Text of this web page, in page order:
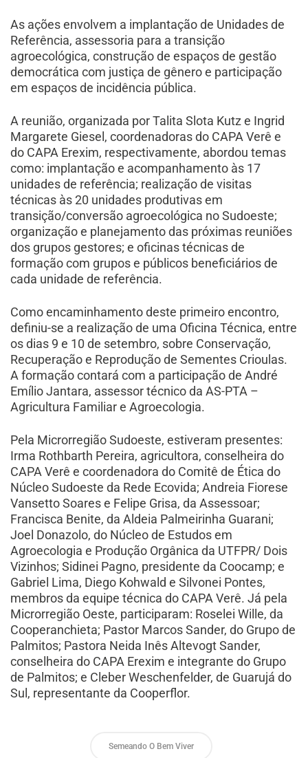
As ações envolvem a implantação de Unidades de
Referência, assessoria para a transição
agroecológica, construção de espaços de gestão
democrática com justiça de gênero e participação
em espaços de incidência pública.
A reunião, organizada por Talita Slota Kutz e Ingrid
Margarete Giesel, coordenadoras do CAPA Verê e
do CAPA Erexim, respectivamente, abordou temas
como: implantação e acompanhamento às 17
unidades de referência; realização de visitas
técnicas às 20 unidades produtivas em
transição/conversão agroecológica no Sudoeste;
organização e planejamento das próximas reuniões
dos grupos gestores; e oficinas técnicas de
formação com grupos e públicos beneficiários de
cada unidade de referência.
Como encaminhamento deste primeiro encontro,
definiu-se a realização de uma Oficina Técnica, entre
os dias 9 e 10 de setembro, sobre Conservação,
Recuperação e Reprodução de Sementes Crioulas.
A formação contará com a participação de André
Emílio Jantara, assessor técnico da AS-PTA –
Agricultura Familiar e Agroecologia.
Pela Microrregião Sudoeste, estiveram presentes:
Irma Rothbarth Pereira, agricultora, conselheira do
CAPA Verê e coordenadora do Comitê de Ética do
Núcleo Sudoeste da Rede Ecovida; Andreia Fiorese
Vansetto Soares e Felipe Grisa, da Assessoar;
Francisca Benite, da Aldeia Palmeirinha Guarani;
Joel Donazolo, do Núcleo de Estudos em
Agroecologia e Produção Orgânica da UTFPR/ Dois
Vizinhos; Sidinei Pagno, presidente da Coocamp; e
Gabriel Lima, Diego Kohwald e Silvonei Pontes,
membros da equipe técnica do CAPA Verê. Já pela
Microrregião Oeste, participaram: Roselei Wille, da
Cooperanchieta; Pastor Marcos Sander, do Grupo de
Palmitos; Pastora Neida Inês Altevogt Sander,
conselheira do CAPA Erexim e integrante do Grupo
de Palmitos; e Cleber Weschenfelder, de Guarujá do
Sul, representante da Cooperflor.
Semeando O Bem Viver